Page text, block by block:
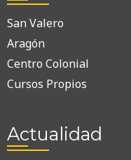
San Valero
Aragón
Centro Colonial
Cursos Propios
Actualidad